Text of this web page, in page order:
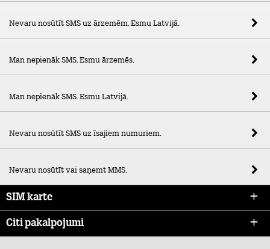
Nevaru nosūtīt SMS uz ārzemēm. Esmu Latvijā.
Man nepienāk SMS. Esmu ārzemēs.
Man nepienāk SMS. Esmu Latvijā.
Nevaru nosūtīt SMS uz īsajiem numuriem.
Nevaru nosūtīt vai saņemt MMS.
SIM karte
Citi pakalpojumi